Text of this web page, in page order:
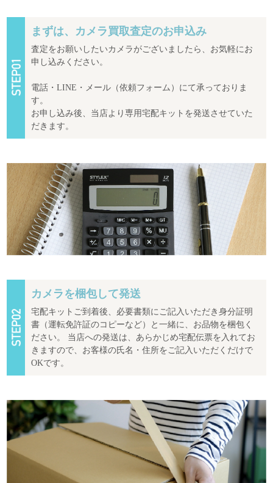
まずは、カメラ買取査定のお申込み
査定をお願いしたいカメラがございましたら、お気軽にお
申し込みください。
電話・LINE・メール（依頼フォーム）にて承っておりま
す。
お申し込み後、当店より専用宅配キットを発送させていた
だきます。
カメラを梱包して発送
宅配キットご到着後、必要書類にご記入いただき身分証明
書（運転免許証のコピーなど）と一緒に、お品物を梱包く
ださい。 当店への発送は、あらかじめ宅配伝票を入れてお
きますので、お客様の氏名・住所をご記入いただくだけで
OKです。